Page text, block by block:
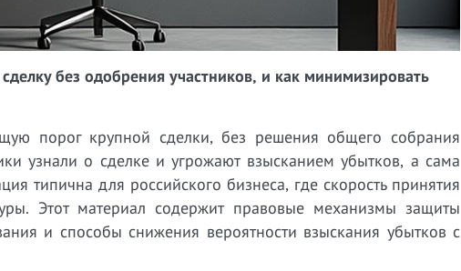
без одобрения участников, и как минимизировать
порог крупной сделки, без решения общего собрания
узнали о сделке и угрожают взысканием убытков, а сама
типична для российского бизнеса, где скорость принятия
Этот материал содержит правовые механизмы защиты
и способы снижения вероятности взыскания убытков с